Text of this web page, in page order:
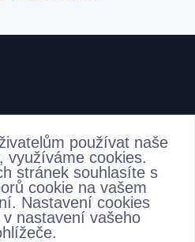
používat naše
využíváme cookies.
stránek souhlasíte s
cookie na vašem
Nastavení cookies
nastavení vašeho